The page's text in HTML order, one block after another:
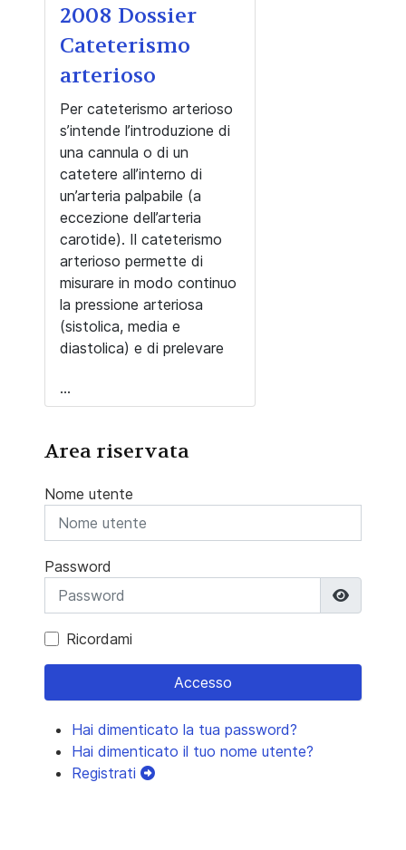
2008 Dossier
Cateterismo
arterioso
Per cateterismo arterioso
s’intende l’introduzione di
una cannula o di un
catetere all’interno di
un’arteria palpabile (a
eccezione dell’arteria
carotide). Il cateterismo
arterioso permette di
misurare in modo continuo
la pressione arteriosa
(sistolica, media e
diastolica) e di prelevare
...
Area riservata
Nome utente
Password
Ricordami
Accesso
Hai dimenticato la tua password?
Hai dimenticato il tuo nome utente?
Registrati